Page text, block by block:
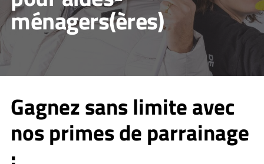
ménagers(ères)
Gagnez sans limite avec
nos primes de parrainage